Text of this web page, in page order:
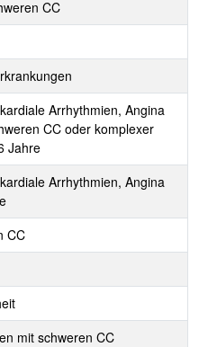
CC
Arrhythmien, Angina
CC oder komplexer
Jahre
Arrhythmien, Angina
CC
mit schweren CC